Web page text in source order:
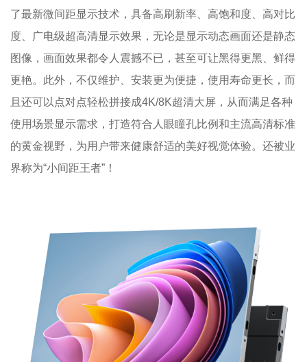
了最新微间距显示技术，具备高刷新率、高饱和度、高对比
度、广电级超高清显示效果，无论是显示动态画面还是静态
图像，画面效果都令人震撼不已，甚至可让黑得更黑、鲜得
更艳。此外，不仅维护、安装更为便捷，使用寿命更长，而
且还可以点对点轻松拼接成4K/8K超清大屏，从而满足各种
使用场景显示需求，打造符合人眼瞳孔比例和主流高清标准
的黄金视野，为用户带来健康舒适的美好视觉体验。还被业
界称为“小间距王者”！